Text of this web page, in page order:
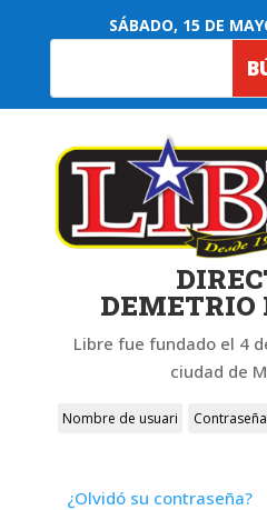
SÁBADO, 15 DE
DEMETRIO
Libre fue fundado el 4
ciudad de
¿Olvidó su contraseña?